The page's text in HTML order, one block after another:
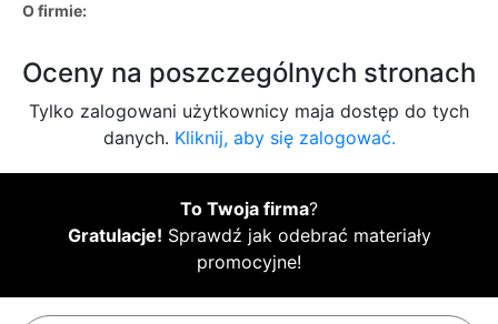
O firmie:
Oceny na poszczególnych stronach
Tylko zalogowani użytkownicy maja dostęp do tych
danych. Kliknij, aby się zalogować.
To Twoja firma?
Gratulacje! Sprawdź jak odebrać materiały
promocyjne!